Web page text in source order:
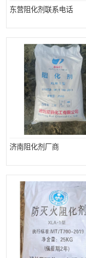
东营阻化剂联系电话
济南阻化剂厂商